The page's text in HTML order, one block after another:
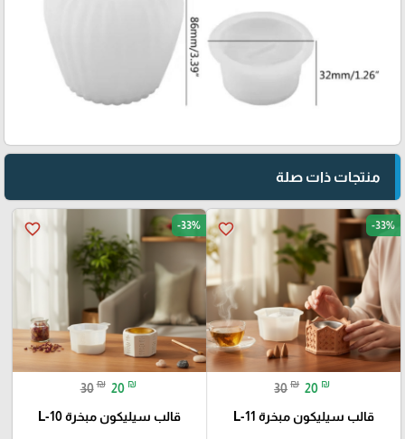
منتجات ذات صلة
favorite_border -33%
30 ₪ 20 ₪
قالب سيليكون مبخرة L-11
favorite_border -33%
30 ₪ 20 ₪
قالب سيليكون مبخرة L-10